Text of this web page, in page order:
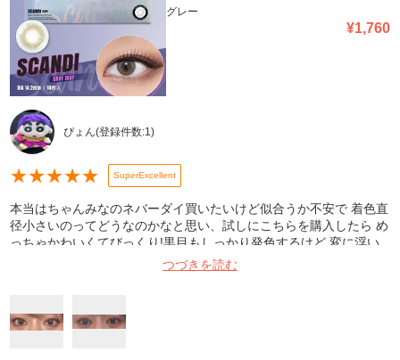
グレー
¥1,760
ぴょん(登録件数:1)
★★★★★ SuperExcellent
本当はちゃんみなのネバーダイ買いたいけど似合うか不安で 着色直
径小さいのってどうなのかなと思い、試しにこちらを購入したら め
っちゃかわいくてびっくり!黒目もしっかり発色するけど 変に浮い
たりもせず今のところ乾燥も感じないので長時間もいけそう 他のカ
つづきを読む